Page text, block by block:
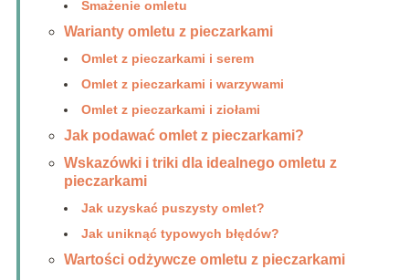
Smażenie omletu
Warianty omletu z pieczarkami
Omlet z pieczarkami i serem
Omlet z pieczarkami i warzywami
Omlet z pieczarkami i ziołami
Jak podawać omlet z pieczarkami?
Wskazówki i triki dla idealnego omletu z
pieczarkami
Jak uzyskać puszysty omlet?
Jak uniknąć typowych błędów?
Wartości odżywcze omletu z pieczarkami